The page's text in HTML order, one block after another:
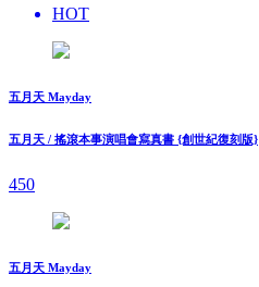
HOT
五月天 Mayday
五月天 / 搖滾本事演唱會寫真書 {創世紀復刻版}
450
五月天 Mayday